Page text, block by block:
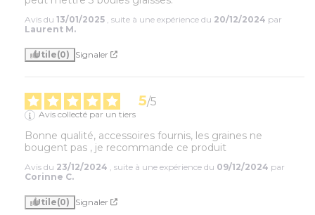
Avis du 13/01/2025 , suite à une expérience du 20/12/2024 par
Laurent M.
Utile(0) Signaler
5/5
Avis collecté par un tiers
Bonne qualité, accessoires fournis, les graines ne
bougent pas , je recommande ce produit
Avis du 23/12/2024 , suite à une expérience du 09/12/2024 par
Corinne C.
Utile(0) Signaler